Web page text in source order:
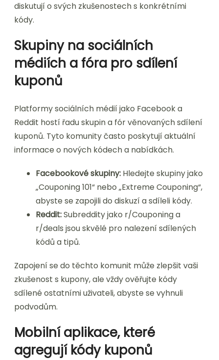
diskutují o svých zkušenostech s konkrétními
kódy.
Skupiny na sociálních
médiích a fóra pro sdílení
kuponů
Platformy sociálních médií jako Facebook a
Reddit hostí řadu skupin a fór věnovaných sdílení
kuponů. Tyto komunity často poskytují aktuální
informace o nových kódech a nabídkách.
Facebookové skupiny: Hledejte skupiny jako
„Couponing 101“ nebo „Extreme Couponing“,
abyste se zapojili do diskuzí a sdíleli kódy.
Reddit:Subreddity jako r/Couponing a
r/deals jsou skvělé pro nalezení sdílených
kódů a tipů.
Zapojení se do těchto komunit může zlepšit vaši
zkušenost s kupony, ale vždy ověřujte kódy
sdílené ostatními uživateli, abyste se vyhnuli
podvodům.
Mobilní aplikace, které
agregují kódy kuponů